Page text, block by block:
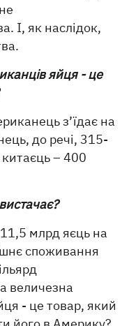
І, як наслідок,
яйця - це
з’їдає на
до речі, 315-
китаєць – 400
млрд яєць на
споживання
величезна
- це товар, який